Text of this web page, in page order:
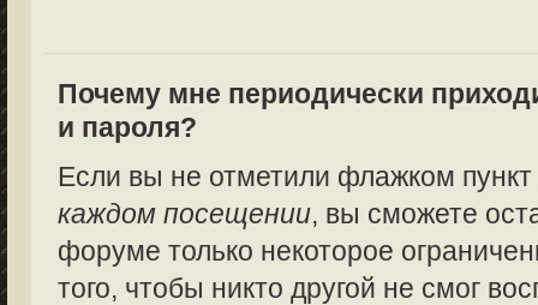
Почему мне периодически
и пароля?
Если вы не отметили флажком
каждом посещении, вы сможете
форуме только некоторое
того, чтобы никто другой не смог